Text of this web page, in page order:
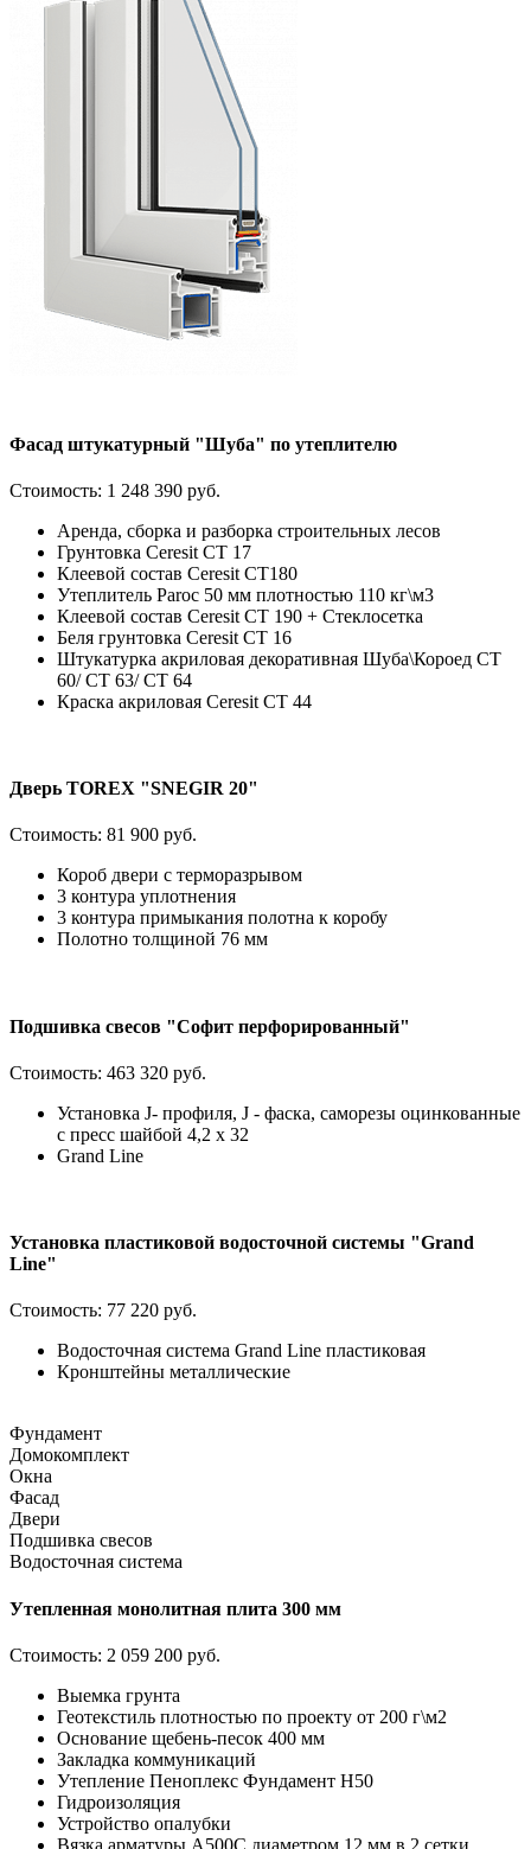
Фасад штукатурный "Шуба" по утеплителю
Стоимость: 1 248 390 руб.
Аренда, сборка и разборка строительных лесов
Грунтовка Ceresit CT 17
Клеевой состав Ceresit СТ180
Утеплитель Paroc 50 мм плотностью 110 кг\м3
Клеевой состав Ceresit CT 190 + Стеклосетка
Беля грунтовка Ceresit CT 16
Штукатурка акриловая декоративная Шуба\Короед CT
60/ CT 63/ CT 64
Краска акриловая Ceresit CT 44
Дверь TOREX "SNEGIR 20"
Стоимость: 81 900 руб.
Короб двери с терморазрывом
3 контура уплотнения
3 контура примыкания полотна к коробу
Полотно толщиной 76 мм
Подшивка свесов "Софит перфорированный"
Стоимость: 463 320 руб.
Установка J- профиля, J - фаска, саморезы оцинкованные
с пресс шайбой 4,2 х 32
Grand Line
Установка пластиковой водосточной системы "Grand
Line"
Стоимость: 77 220 руб.
Водосточная система Grand Line пластиковая
Кронштейны металлические
Фундамент
Домокомплект
Окна
Фасад
Двери
Подшивка свесов
Водосточная система
Утепленная монолитная плита 300 мм
Стоимость: 2 059 200 руб.
Выемка грунта
Геотекстиль плотностью по проекту от 200 г\м2
Основание щебень-песок 400 мм
Закладка коммуникаций
Утепление Пеноплекс Фундамент H50
Гидроизоляция
Устройство опалубки
Вязка арматуры А500С диаметром 12 мм в 2 сетки